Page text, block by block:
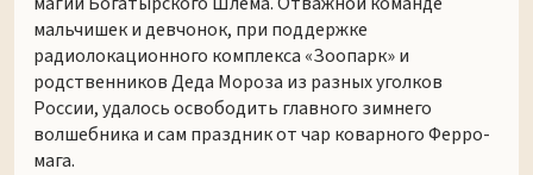
мальчишек и девчонок, при поддержке
радиолокационного комплекса «Зоопарк» и
родственников Деда Мороза из разных уголков
России, удалось освободить главного зимнего
волшебника и сам праздник от чар коварного Ферро-
мага.